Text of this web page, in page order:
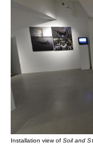
Installation view ofSoil and